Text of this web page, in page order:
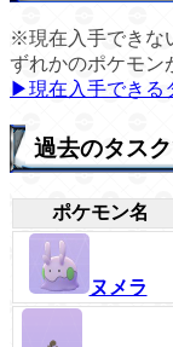
※現在入手できな
ずれかのポケモン
▶現在入手できる
過去のタス
ポケモン名
ヌメラ